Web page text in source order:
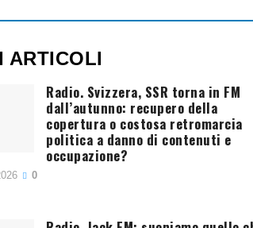
ARTICOLI
Radio. Svizzera, SSR torna in FM
dall’autunno: recupero della
copertura o costosa retromarcia
politica a danno di contenuti e
occupazione?
0